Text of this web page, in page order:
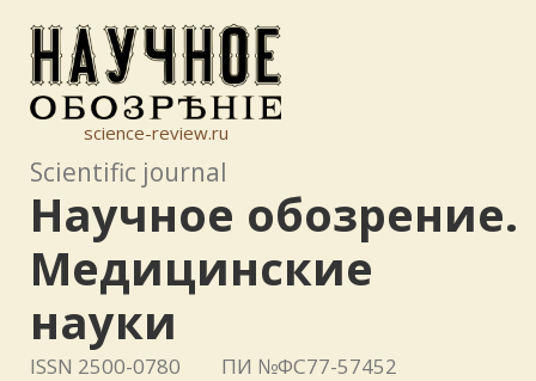
science-review.ru
Scientific journal
Научное обозрение.
Медицинские
науки
ISSN 2500-0780 ПИ №ФС77-57452